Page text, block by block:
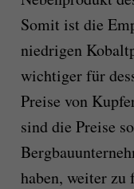
Somit ist die
niedrigen
wichtiger für
Preise von
sind die Preise
haben, weiter